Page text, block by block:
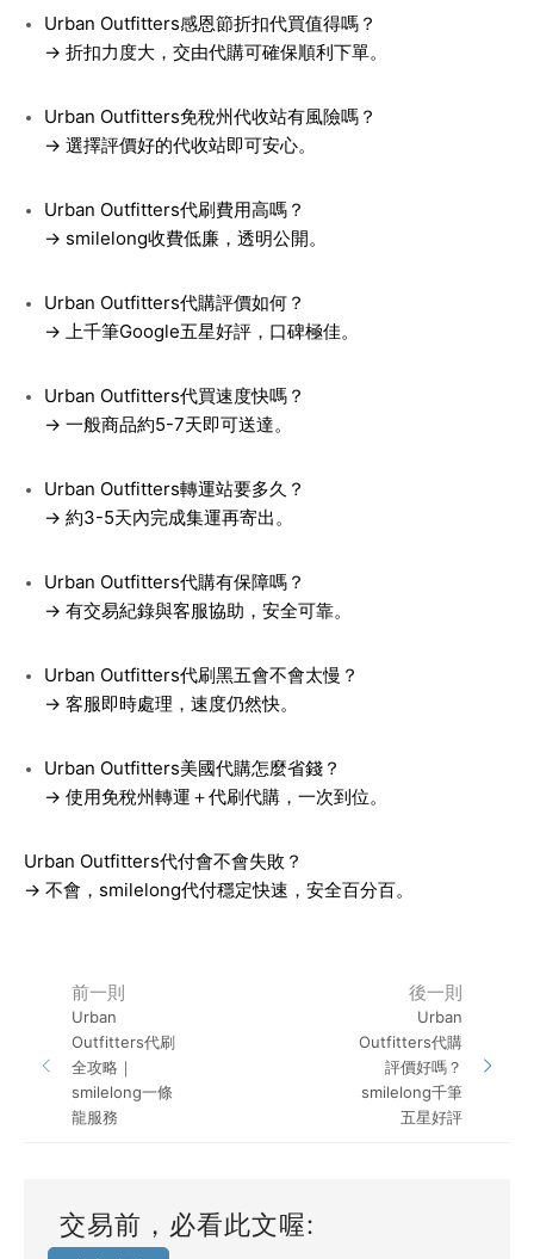
Urban Outfitters感恩節折扣代買值得嗎？
→ 折扣力度大，交由代購可確保順利下單。
Urban Outfitters免稅州代收站有風險嗎？
→ 選擇評價好的代收站即可安心。
Urban Outfitters代刷費用高嗎？
→ smilelong收費低廉，透明公開。
Urban Outfitters代購評價如何？
→ 上千筆Google五星好評，口碑極佳。
Urban Outfitters代買速度快嗎？
→ 一般商品約5-7天即可送達。
Urban Outfitters轉運站要多久？
→ 約3-5天內完成集運再寄出。
Urban Outfitters代購有保障嗎？
→ 有交易紀錄與客服協助，安全可靠。
Urban Outfitters代刷黑五會不會太慢？
→ 客服即時處理，速度仍然快。
Urban Outfitters美國代購怎麼省錢？
→ 使用免稅州轉運＋代刷代購，一次到位。
Urban Outfitters代付會不會失敗？
→ 不會，smilelong代付穩定快速，安全百分百。
前一則
Urban
Outfitters代刷
全攻略｜
smilelong一條
龍服務
後一則
Urban
Outfitters代購
評價好嗎？
smilelong千筆
五星好評
交易前，必看此文喔: